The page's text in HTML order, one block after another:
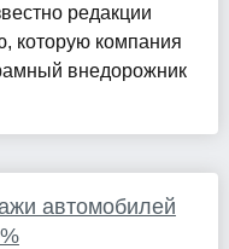
редакции
которую компания
внедорожник
автомобилей